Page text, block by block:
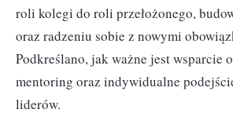
roli kolegi do roli przełożonego,
oraz radzeniu sobie z nowymi
Podkreślano, jak ważne jest wsparcie
mentoring oraz indywidualne
liderów.